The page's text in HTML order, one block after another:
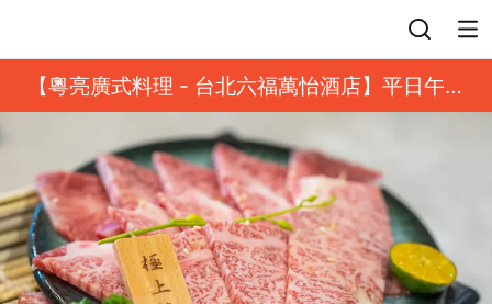
【粵亮廣式料理 - 台北六福萬怡酒店】平日午餐
8 折起｜靓港點套餐